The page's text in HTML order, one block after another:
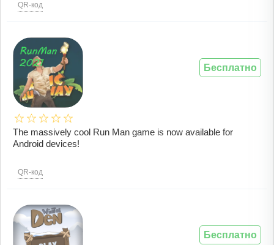
QR-код
The massively cool Run Man game is now available for
Android devices!
QR-код
Бесплатно
Бесплатно